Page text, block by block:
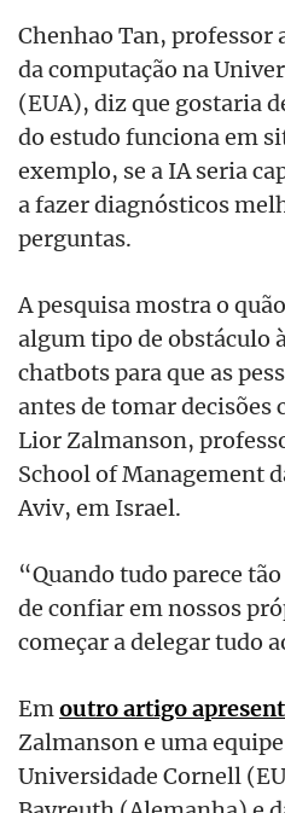
Chenhao Tan, professor
da computação na
(EUA), diz que gostaria
do estudo funciona em
exemplo, se a IA seria
a fazer diagnósticos
perguntas.
A pesquisa mostra o
algum tipo de obstáculo
chatbots para que as
antes de tomar decisões
Lior Zalmanson,
School of Management
Aviv, em Israel.
“Quando tudo parece
de confiar em nossos
começar a delegar tudo
Emoutro artigo
Zalmanson e uma
Universidade Cornell